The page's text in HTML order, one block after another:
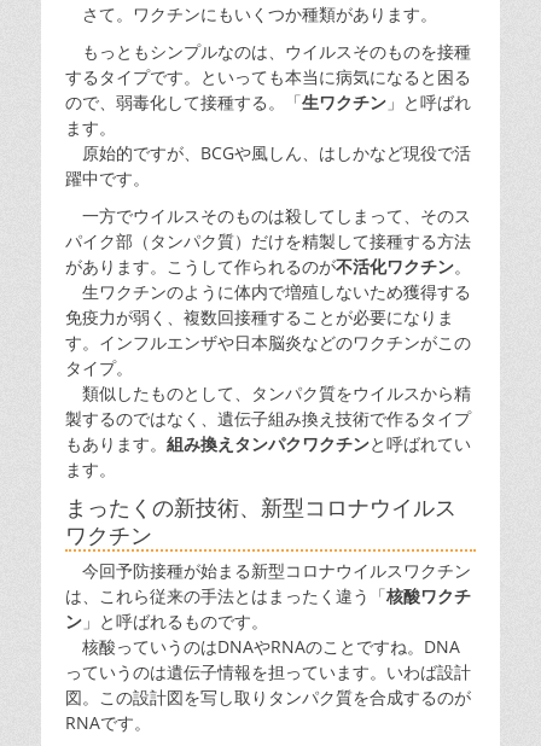
さて。ワクチンにもいくつか種類があります。
もっともシンプルなのは、ウイルスそのものを接種
するタイプです。といっても本当に病気になると困る
ので、弱毒化して接種する。「生ワクチン 」と呼ばれ
ます。
原始的ですが、BCGや風しん、はしかなど現役で活
躍中です。
一方でウイルスそのものは殺してしまって、そのス
パイク部（タンパク質）だけを精製して接種する方法
があります。こうして作られるのが不活化ワクチン。
生ワクチンのように体内で増殖しないため獲得する
免疫力が弱く、複数回接種することが必要になりま
す。インフルエンザや日本脳炎などのワクチンがこの
タイプ。
類似したものとして、タンパク質をウイルスから精
製するのではなく、遺伝子組み換え技術で作るタイプ
もあります。 組み換えタンパクワクチンと呼ばれてい
ます。
まったくの新技術、新型コロナウイルス
ワクチン
今回予防接種が始まる新型コロナウイルスワクチン
は、これら従来の手法とはまったく違う「核酸ワクチ
ン 」と呼ばれるものです。
核酸っていうのはDNAやRNAのことですね。DNA
っていうのは遺伝子情報を担っています。いわば設計
図。この設計図を写し取りタンパク質を合成するのが
RNAです。